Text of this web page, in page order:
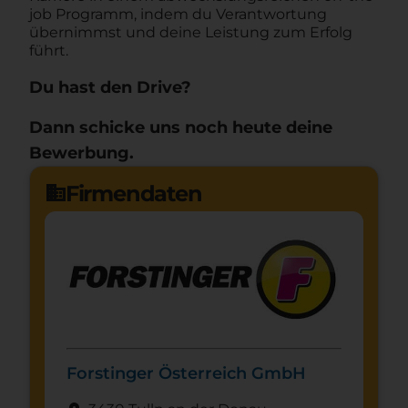
job Programm, indem du Verantwortung
übernimmst und deine Leistung zum Erfolg
führt.
Du hast den Drive?
Dann schicke uns noch heute deine
Bewerbung.
domainFirmendaten
Forstinger Österreich GmbH